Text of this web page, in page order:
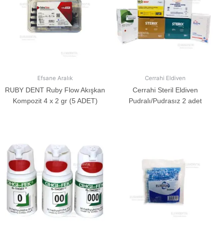
Efsane Aralık
RUBY DENT Ruby Flow Akışkan
Kompozit 4 x 2 gr (5 ADET)
Cerrahi Eldiven
Cerrahi Steril Eldiven
Pudralı/Pudrasız 2 adet